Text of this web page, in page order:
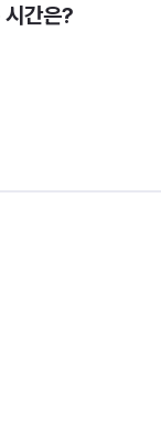
간은?